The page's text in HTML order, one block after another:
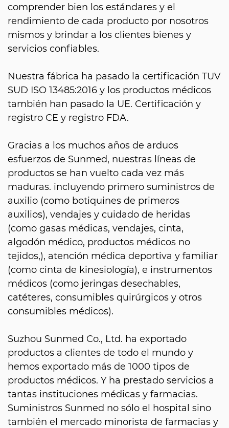
comprender bien los estándares y el
rendimiento de cada producto por nosotros
mismos y brindar a los clientes bienes y
servicios confiables.
Nuestra fábrica ha pasado la certificación TUV
SUD ISO 13485:2016 y los productos médicos
también han pasado la UE. Certificación y
registro CE y registro FDA.
Gracias a los muchos años de arduos
esfuerzos de Sunmed, nuestras líneas de
productos se han vuelto cada vez más
maduras. incluyendo primero suministros de
auxilio (como botiquines de primeros
auxilios), vendajes y cuidado de heridas
(como gasas médicas, vendajes, cinta,
algodón médico, productos médicos no
tejidos,), atención médica deportiva y familiar
(como cinta de kinesiología), e instrumentos
médicos (como jeringas desechables,
catéteres, consumibles quirúrgicos y otros
consumibles médicos).
Suzhou Sunmed Co., Ltd. ha exportado
productos a clientes de todo el mundo y
hemos exportado más de 1000 tipos de
productos médicos. Y ha prestado servicios a
tantas instituciones médicas y farmacias.
Suministros Sunmed no sólo el hospital sino
también el mercado minorista de farmacias y